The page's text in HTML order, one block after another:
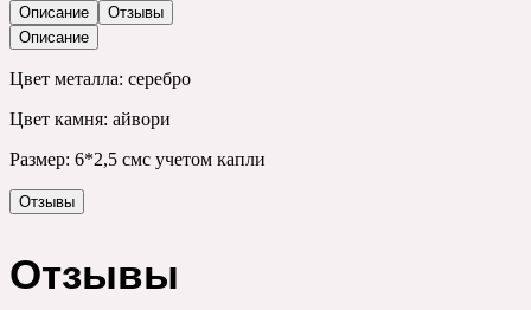
Описание
Отзывы
Описание
Цвет металла: серебро
Цвет камня: айвори
Размер: 6*2,5 смс учетом капли
Отзывы
Отзывы